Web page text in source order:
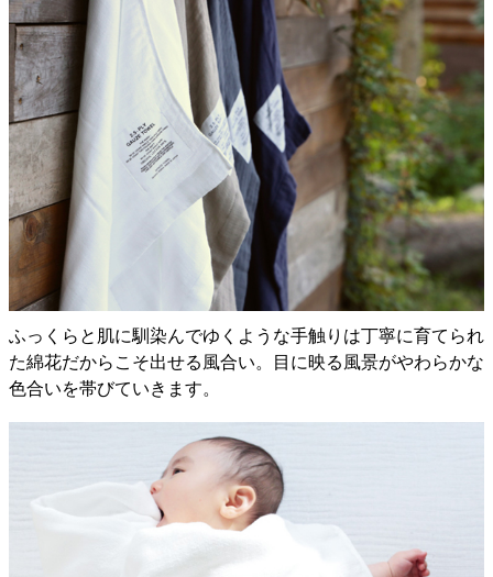
ふっくらと肌に馴染んでゆくような手触りは丁寧に育てられ
た綿花だからこそ出せる風合い。目に映る風景がやわらかな
色合いを帯びていきます。